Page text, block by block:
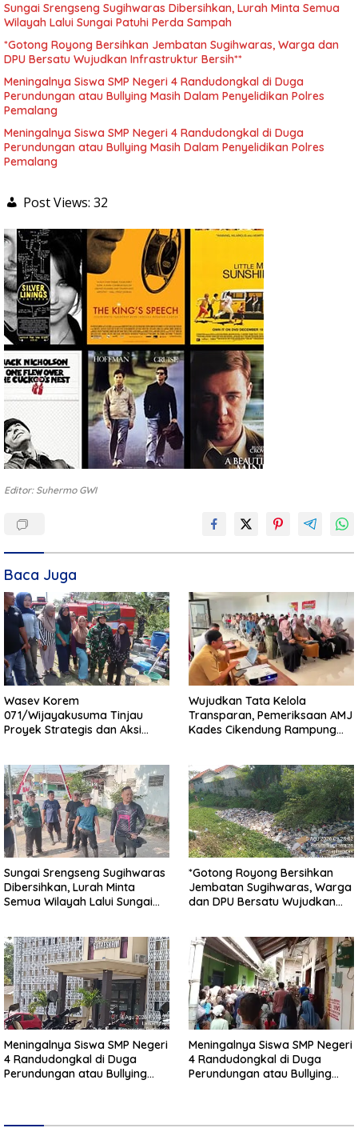
Sungai Srengseng Sugihwaras Dibersihkan, Lurah Minta Semua
Wilayah Lalui Sungai Patuhi Perda Sampah
*Gotong Royong Bersihkan Jembatan Sugihwaras, Warga dan
DPU Bersatu Wujudkan Infrastruktur Bersih**
Meningalnya Siswa SMP Negeri 4 Randudongkal di Duga
Perundungan atau Bullying Masih Dalam Penyelidikan Polres
Pemalang
Meningalnya Siswa SMP Negeri 4 Randudongkal di Duga
Perundungan atau Bullying Masih Dalam Penyelidikan Polres
Pemalang
Post Views: 32
Editor: Suhermo GWI
Baca Juga
Wasev Korem
071/Wijayakusuma Tinjau
Proyek Strategis dan Aksi
Wujudkan Tata Kelola
Transparan, Pemeriksaan AMJ
Kades Cikendung Rampung
Sungai Srengseng Sugihwaras
Dibersihkan, Lurah Minta
Semua Wilayah Lalui Sungai
*Gotong Royong Bersihkan
Jembatan Sugihwaras, Warga
dan DPU Bersatu Wujudkan
Meningalnya Siswa SMP Negeri
4 Randudongkal di Duga
Perundungan atau Bullying
Meningalnya Siswa SMP Negeri
4 Randudongkal di Duga
Perundungan atau Bullying